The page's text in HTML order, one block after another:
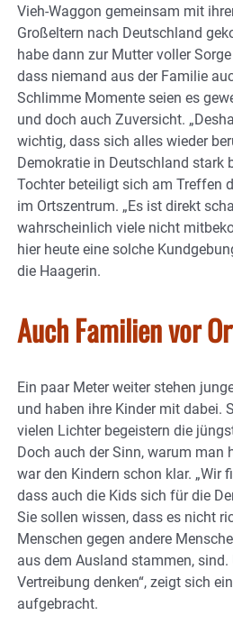
Vieh-Waggon gemeinsam mit
Großeltern nach Deutschland
habe dann zur Mutter voller
dass niemand aus der Familie
Schlimme Momente seien es
und doch auch Zuversicht.
wichtig, dass sich alles wieder
Demokratie in Deutschland stark
Tochter beteiligt sich am Treffen
im Ortszentrum. „Es ist direkt
wahrscheinlich viele nicht
hier heute eine solche
die Haagerin.
Auch Familien vor
Ein paar Meter weiter stehen
und haben ihre Kinder mit dabei.
vielen Lichter begeistern die
Doch auch der Sinn, warum man
war den Kindern schon klar. „Wir
dass auch die Kids sich für die
Sie sollen wissen, dass es nicht
Menschen gegen andere
aus dem Ausland stammen, sind.
Vertreibung denken“, zeigt sich
aufgebracht.